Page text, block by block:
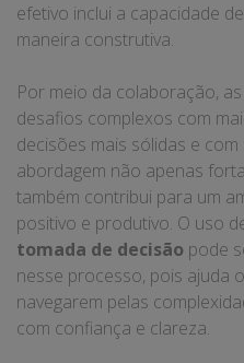
efetivo inclui a capacidade
maneira construtiva.
Por meio da colaboração,
desafios complexos com
decisões mais sólidas e
abordagem não apenas
também contribui para um
positivo e produtivo. O uso
tomada de decisão pode
nesse processo, pois ajuda
navegarem pelas
com confiança e clareza.